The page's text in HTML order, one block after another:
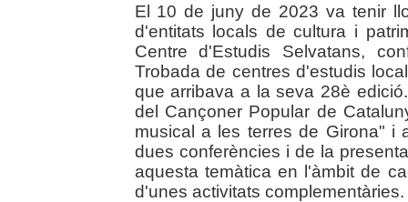
El 10 de juny de 2023 va tenir
d'entitats locals de cultura i
Centre d'Estudis Selvatans,
Trobada de centres d'estudis
que arribava a la seva 28è
del Cançoner Popular de
musical a les terres de Girona" i
dues conferències i de la
aquesta temàtica en l'àmbit de
d'unes activitats complementàries.